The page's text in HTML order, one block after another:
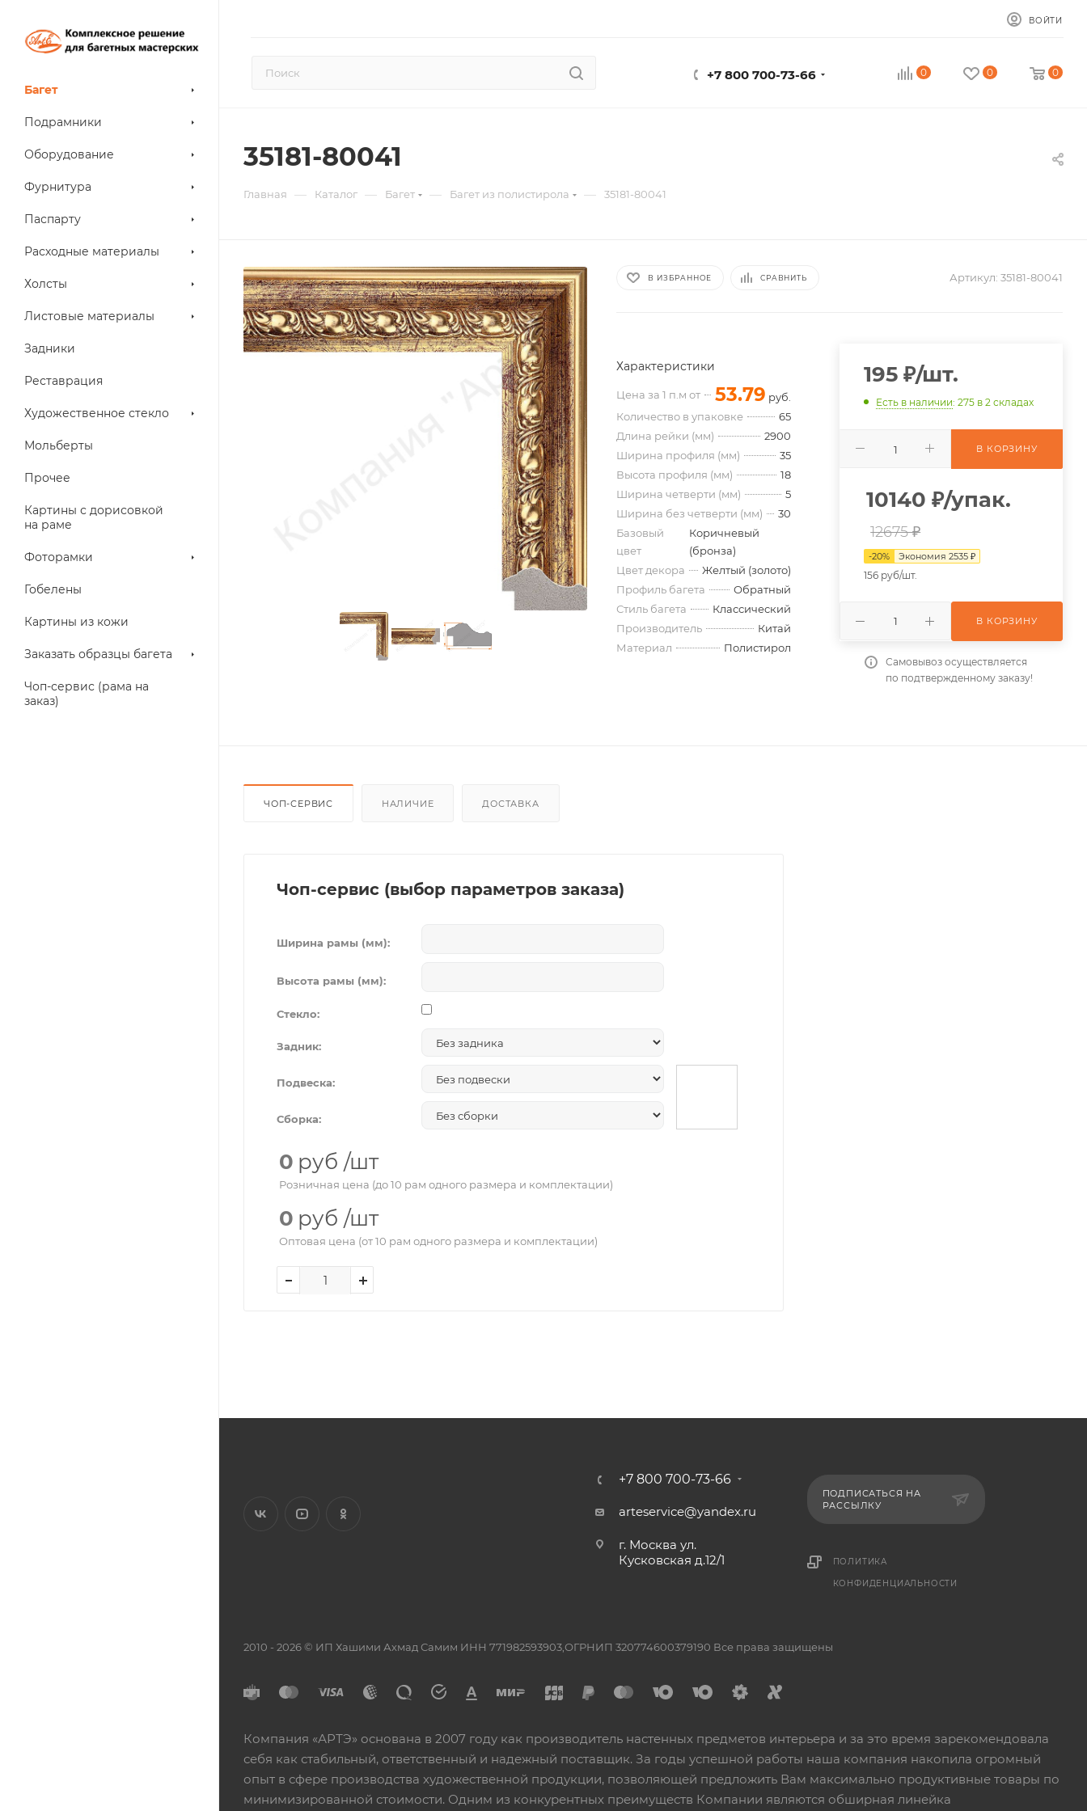
ВОЙТИ
+7 800 700-73-66 0 0 0
Багет
Подрамники
Оборудование
Фурнитура
Паспарту
Расходные материалы
Холсты
Листовые материалы
Задники
Реставрация
Художественное стекло
Мольберты
Прочее
Картины с дорисовкой
на раме
Фоторамки
Гобелены
Картины из кожи
Заказать образцы багета
Чоп-сервис (рама на
заказ)
35181-80041
Главная — Каталог — Багет — Багет из полистирола — 35181-80041
В ИЗБРАННОЕ СРАВНИТЬ Артикул: 35181-80041
Характеристики
Цена за 1 п.м от 53.79 руб.
Количество в упаковке
65
Длина рейки (мм)
2900
Ширина профиля (мм)
35
Высота профиля (мм)
18
Ширина четверти (мм)
5
Ширина без четверти (мм)
30
Базовый
цвет
Коричневый
(бронза)
Цвет декора
Желтый (золото)
Профиль багета
Обратный
Стиль багета
Классический
Производитель
Китай
Материал
Полистирол
195 ₽/шт.
Есть в наличии: 275 в 2 складах
В КОРЗИНУ
10140 ₽/упак.
12675 ₽
-20% Экономия2535 ₽
156 руб/шт.
В КОРЗИНУ
Самовывоз осуществляется
по подтвержденному заказу!
ЧОП-СЕРВИС НАЛИЧИЕ ДОСТАВКА
Чоп-сервис (выбор параметров заказа)
Ширина рамы (мм):
Высота рамы (мм):
Стекло:
Задник:
Подвеска:
Сборка:
0 руб /шт
Розничная цена (до 10 рам одного размера и комплектации)
0 руб /шт
Оптовая цена (от 10 рам одного размера и комплектации)
+7 800 700-73-66
arteservice@yandex.ru
г. Москва ул.
Кусковская д.12/1
ПОДПИСАТЬСЯ НА
РАССЫЛКУ
ПОЛИТИКА
КОНФИДЕНЦИАЛЬНОСТИ
2010 - 2026 © ИП Хашими Ахмад Самим ИНН 771982593903,ОГРНИП 320774600379190 Все права защищены
Компания «АРТЭ» основана в 2007 году как производитель настенных предметов интерьера и за это время зарекомендовала
себя как стабильный, ответственный и надежный поставщик. За годы успешной работы наша компания накопила огромный
опыт в сфере производства художественной продукции, позволяющей предложить Вам максимально продуктивные товары по
минимизированной стоимости. Одним из конкурентных преимуществ Компании являются обширная линейка